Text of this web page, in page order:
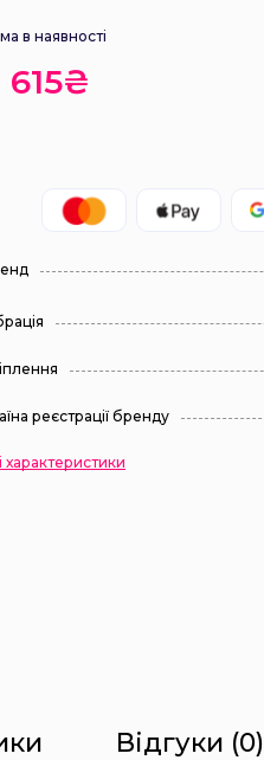
в наявності
615₴
реєстрації бренду
характеристики
Відгуки (0)